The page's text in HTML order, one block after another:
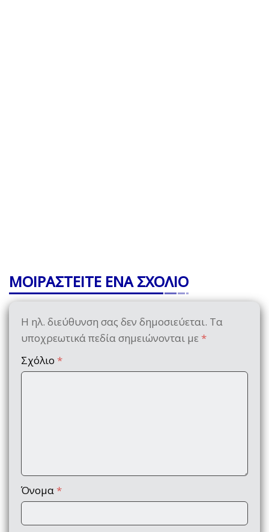
ΜΟΙΡΑΣΤΕΙΤΕ ΕΝΑ ΣΧΟΛΙΟ
Η ηλ. διεύθυνση σας δεν δημοσιεύεται. Τα
υποχρεωτικά πεδία σημειώνονται με *
Σχόλιο *
Όνομα *